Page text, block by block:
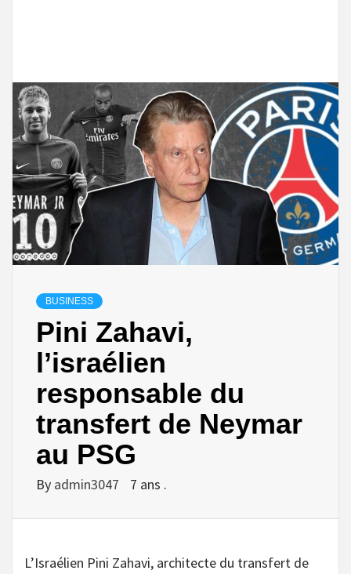
BUSINESS
Pini Zahavi,
l’israélien
responsable du
transfert de Neymar
au PSG
By admin3047 7 ans .
L’Israélien Pini Zahavi, architecte du transfert de